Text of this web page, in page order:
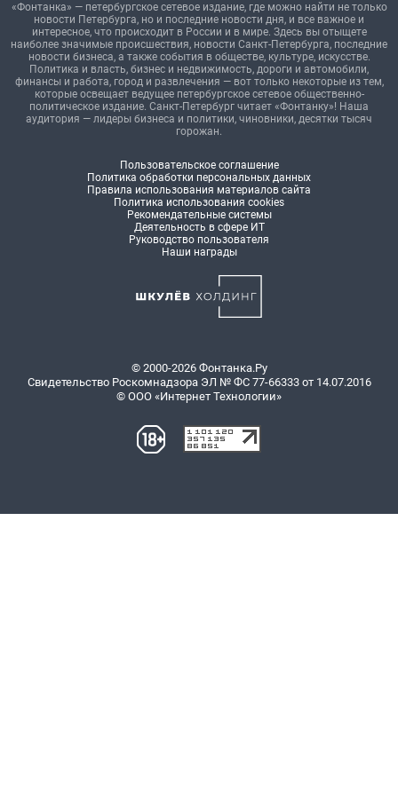
«Фонтанка» — петербургское сетевое издание, где можно найти не только
новости Петербурга, но и последние новости дня, и все важное и
интересное, что происходит в России и в мире. Здесь вы отыщете
наиболее значимые происшествия, новости Санкт-Петербурга, последние
новости бизнеса, а также события в обществе, культуре, искусстве.
Политика и власть, бизнес и недвижимость, дороги и автомобили,
финансы и работа, город и развлечения — вот только некоторые из тем,
которые освещает ведущее петербургское сетевое общественно-
политическое издание. Санкт-Петербург читает «Фонтанку»! Наша
аудитория — лидеры бизнеса и политики, чиновники, десятки тысяч
горожан.
Пользовательское соглашение
Политика обработки персональных данных
Правила использования материалов сайта
Политика использования cookies
Рекомендательные системы
Деятельность в сфере ИТ
Руководство пользователя
Наши награды
© 2000-2026 Фонтанка.Ру
Свидетельство Роскомнадзора ЭЛ № ФС 77-66333 от 14.07.2016
© ООО «Интернет Технологии»